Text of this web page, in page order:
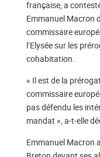
française, a
Emmanuel Macron
commissaire
l’Elysée sur les
cohabitation.
« Il est de la
commissaire
pas défendu les
mandat », a-t-elle
Emmanuel Macron